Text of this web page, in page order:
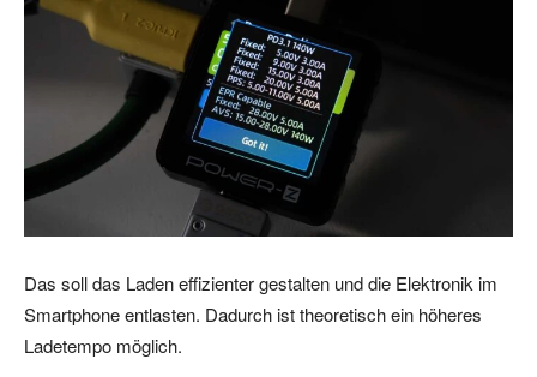
Das soll das Laden effizienter gestalten und die Elektronik im
Smartphone entlasten. Dadurch ist theoretisch ein höheres
Ladetempo möglich.